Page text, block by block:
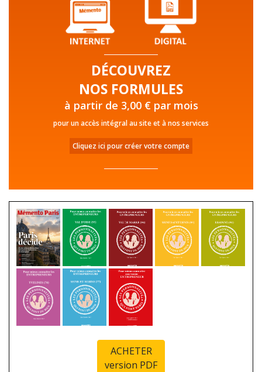
DÉCOUVREZ
NOS FORMULES
à partir de 3,00 € par mois
pour un accès intégral au site et à nos services
Cliquez ici pour créer votre compte
ACHETER
version PDF